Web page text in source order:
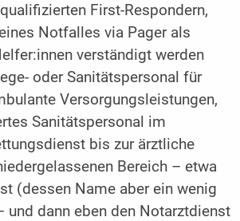
First-Respondern,
Notfalles via Pager als
verständigt werden
oder Sanitätspersonal für
Versorgungsleistungen,
Sanitätspersonal im
bis zur ärztliche
Bereich – etwa
(dessen Name aber ein wenig
und dann eben den Notarztdienst